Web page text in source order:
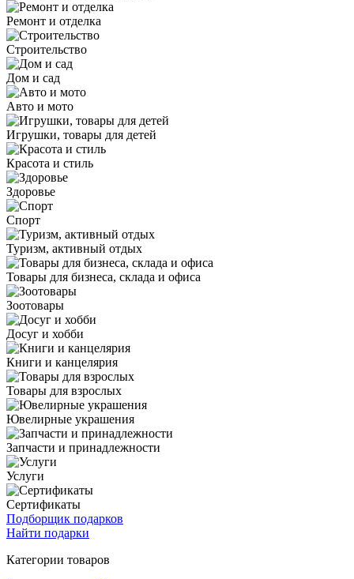
Ремонт и отделка
Строительство
Дом и сад
Авто и мото
Игрушки, товары для детей
Красота и стиль
Здоровье
Спорт
Туризм, активный отдых
Товары для бизнеса, склада и офиса
Зоотовары
Досуг и хобби
Книги и канцелярия
Товары для взрослых
Ювелирные украшения
Запчасти и принадлежности
Услуги
Сертификаты
Подборщик подарков
Найти подарки
Категории товаров